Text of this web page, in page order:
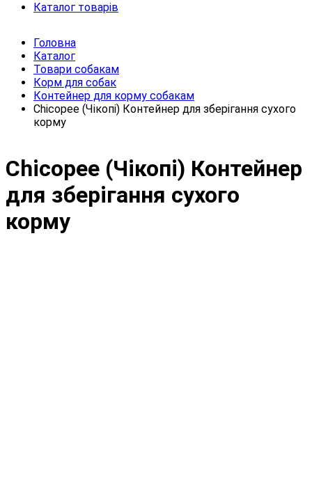
Каталог товарів
Головна
Каталог
Товари собакам
Корм для собак
Контейнер для корму собакам
Chicopee (Чікопі) Контейнер для зберігання сухого
корму
Chicopee (Чікопі) Контейнер
для зберігання сухого
корму